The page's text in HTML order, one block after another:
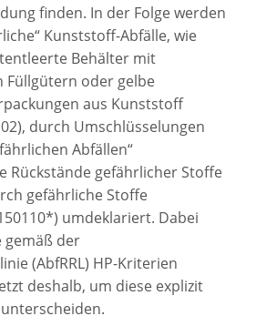
finden. In der Folge werden
Kunststoff-Abfälle, wie
Behälter mit
Füllgütern oder gelbe
aus Kunststoff
durch Umschlüsselungen
Abfällen“
Rückstände gefährlicher Stoffe
gefährliche Stoffe
umdeklariert. Dabei
gemäß der
(AbfRRL) HP-Kriterien
deshalb, um diese explizit